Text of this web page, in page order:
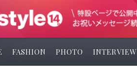
FASHION PHOTO INTERVIEW